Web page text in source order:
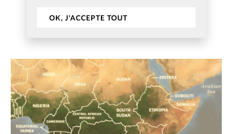
OK, J'ACCEPTE TOUT